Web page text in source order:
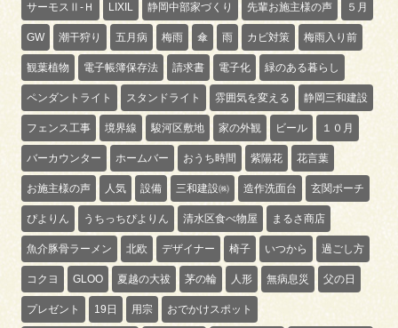
サーモスⅡ-Ｈ LIXIL 静岡中部家づくり 先輩お施主様の声 ５月
GW 潮干狩り 五月病 梅雨 傘 雨 カビ対策 梅雨入り前
観葉植物 電子帳簿保存法 請求書 電子化 緑のある暮らし
ペンダントライト スタンドライト 雰囲気を変える 静岡三和建設
フェンス工事 境界線 駿河区敷地 家の外観 ビール １０月
バーカウンター ホームバー おうち時間 紫陽花 花言葉
お施主様の声 人気 設備 三和建設㈱ 造作洗面台 玄関ポーチ
ぴよりん うちっちぴよりん 清水区食べ物屋 まるさ商店
魚介豚骨ラーメン 北欧 デザイナー 椅子 いつから 過ごし方
コクヨ GLOO 夏越の大祓 茅の輪 人形 無病息災 父の日
プレゼント 19日 用宗 おでかけスポット